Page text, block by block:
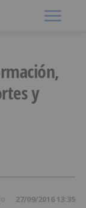
y
27/09/2016 13:35